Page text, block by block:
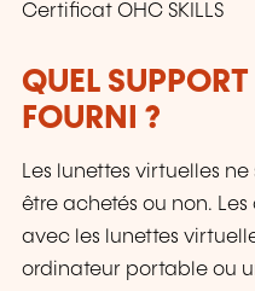
Certificat OHC SKILLS
QUEL
FOURNI ?
Les lunettes virtuelles
être achetés ou non.
avec les lunettes
ordinateur portable ou